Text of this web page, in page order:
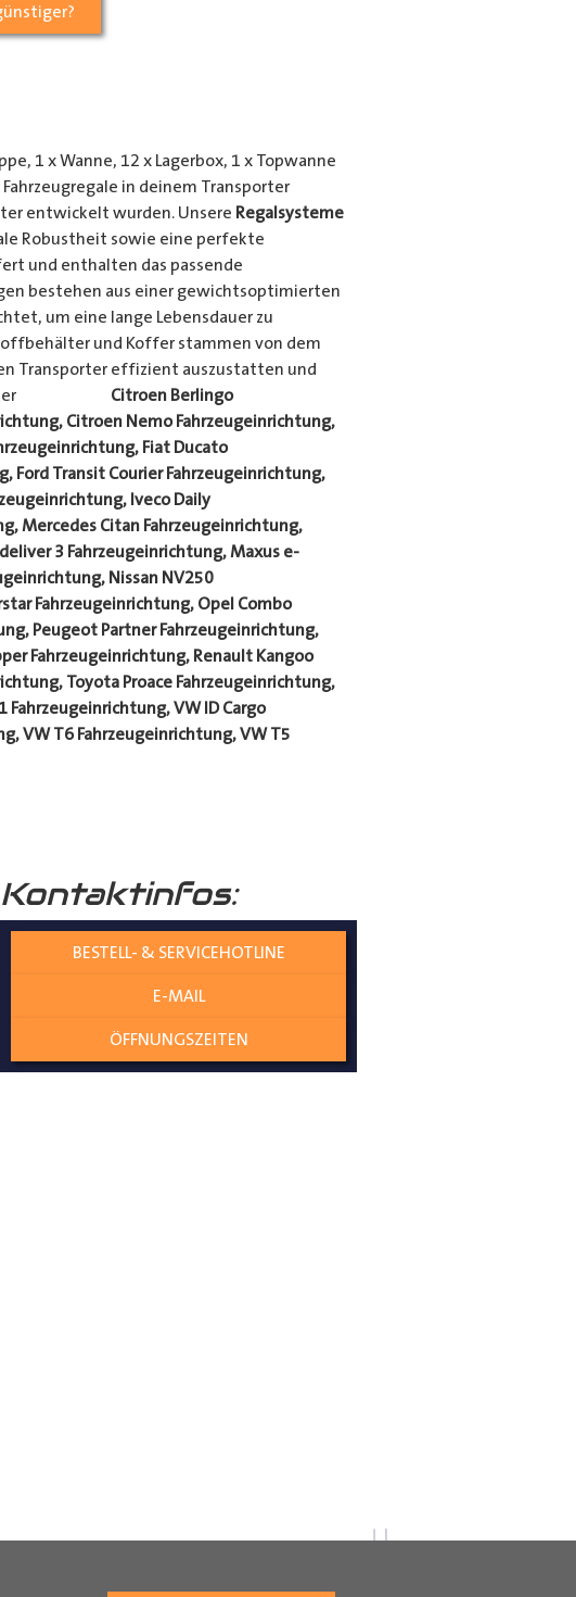
1 x Wanne, 12 x Lagerbox, 1 x Topwanne
in deinem Transporter
entwickelt wurden. Unsere Regalsysteme
Robustheit sowie eine perfekte
und enthalten das passende
bestehen aus einer gewichtsoptimierten
um eine lange Lebensdauer zu
und Koffer stammen von dem
Transporter effizient auszustatten und
Citroen Berlingo
Citroen Nemo Fahrzeugeinrichtung,
Fiat Ducato
Ford Transit Courier Fahrzeugeinrichtung,
Iveco Daily
Mercedes Citan Fahrzeugeinrichtung,
3 Fahrzeugeinrichtung, Maxus e-
Nissan NV250
Fahrzeugeinrichtung, Opel Combo
Peugeot Partner Fahrzeugeinrichtung,
Fahrzeugeinrichtung, Renault Kangoo
Toyota Proace Fahrzeugeinrichtung,
Fahrzeugeinrichtung, VW ID Cargo
VW T6 Fahrzeugeinrichtung, VW T5
Kontaktinfos:
BESTELL- & SERVICEHOTLINE
E-MAIL
ÖFFNUNGSZEITEN